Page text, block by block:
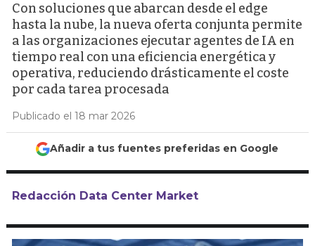
Con soluciones que abarcan desde el edge
hasta la nube, la nueva oferta conjunta permite
a las organizaciones ejecutar agentes de IA en
tiempo real con una eficiencia energética y
operativa, reduciendo drásticamente el coste
por cada tarea procesada
Publicado el 18 mar 2026
Añadir a tus fuentes preferidas en Google
Redacción Data Center Market